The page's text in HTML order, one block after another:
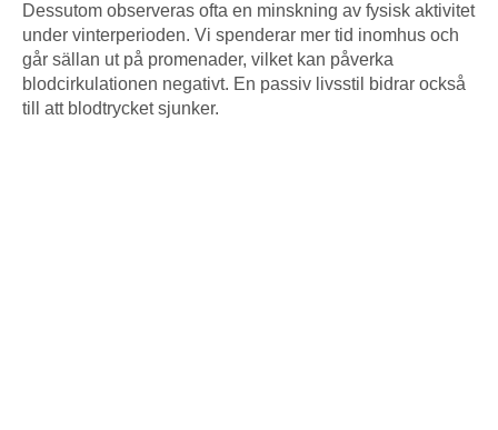
Dessutom observeras ofta en minskning av fysisk aktivitet
under vinterperioden. Vi spenderar mer tid inomhus och
går sällan ut på promenader, vilket kan påverka
blodcirkulationen negativt. En passiv livsstil bidrar också
till att blodtrycket sjunker.